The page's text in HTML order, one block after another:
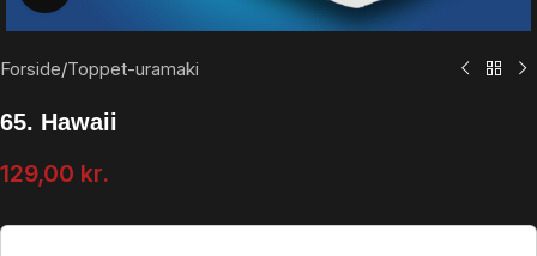
Forside/Toppet-uramaki
65. Hawaii
129,00 kr.